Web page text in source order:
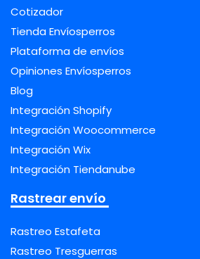
Cotizador
Tienda Envíosperros
Plataforma de envíos
Opiniones Envíosperros
Blog
Integración Shopify
Integración Woocommerce
Integración Wix
Integración Tiendanube
Rastrear envío
Rastreo Estafeta
Rastreo Tresguerras